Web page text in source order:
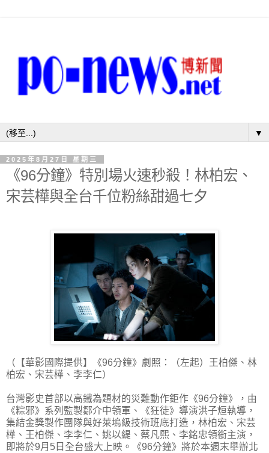
▼
2025年8月27日 星期三
《96分鐘》特別場火速秒殺！林柏宏、
宋芸樺與全台千位粉絲甜過七夕
（【華影國際提供】《96分鐘》劇照：（左起）王柏傑、林
柏宏、宋芸樺、李李仁）
台灣影史首部以高鐵為題材的災難動作鉅作《96分鐘》，由
《粽邪》系列監製鄒介中領軍、《狂徒》導演洪子烜執導，
集結金獎製作團隊與好萊塢級技術班底打造，林柏宏、宋芸
樺、王柏傑、李李仁、姚以緹、蔡凡熙、李銘忠領銜主演，
即將於9月5日全台盛大上映。《96分鐘》將於本週末舉辦北